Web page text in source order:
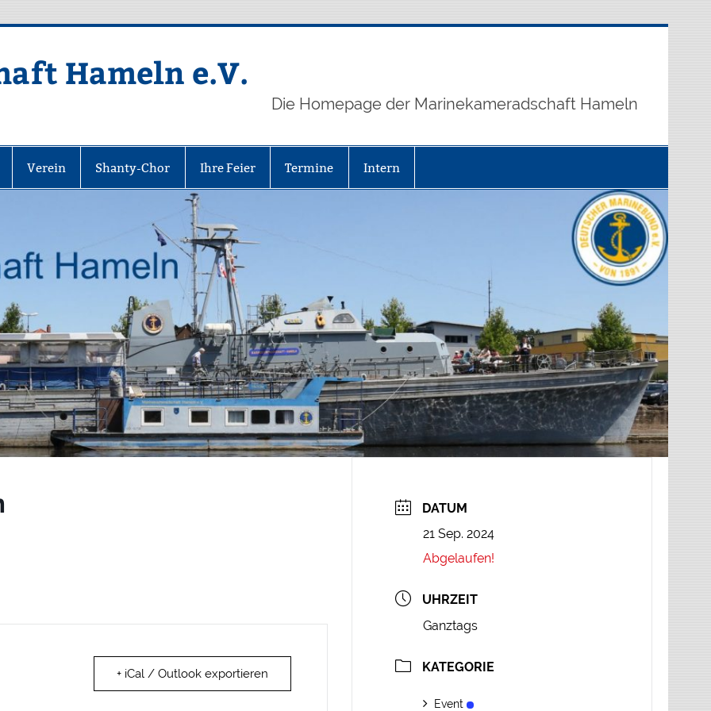
Hameln e.V.
Die Homepage der Marinekameradschaft Hameln
Verein Shanty-Chor Ihre Feier Termine Intern
+ iCal / Outlook exportieren
DATUM
21 Sep. 2024
Abgelaufen!
UHRZEIT
Ganztags
KATEGORIE
Event